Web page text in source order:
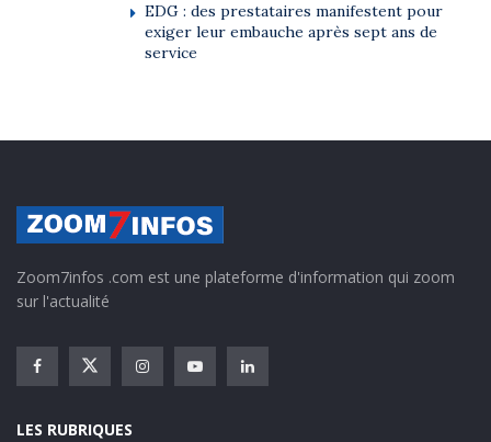
EDG : des prestataires manifestent pour
exiger leur embauche après sept ans de
service
Zoom7infos .com est une plateforme d'information qui zoom
sur l'actualité
LES RUBRIQUES